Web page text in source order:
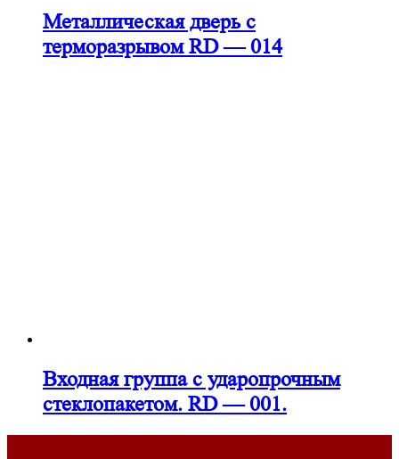
Металлическая дверь с
терморазрывом RD — 014
Входная группа с ударопрочным
стеклопакетом. RD — 001.